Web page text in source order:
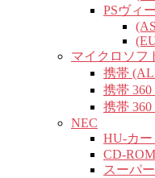
PSヴィ
マイクロソフ
携帯
携帯 360
携帯 360
NEC
HU-カー
CD-
スーパ